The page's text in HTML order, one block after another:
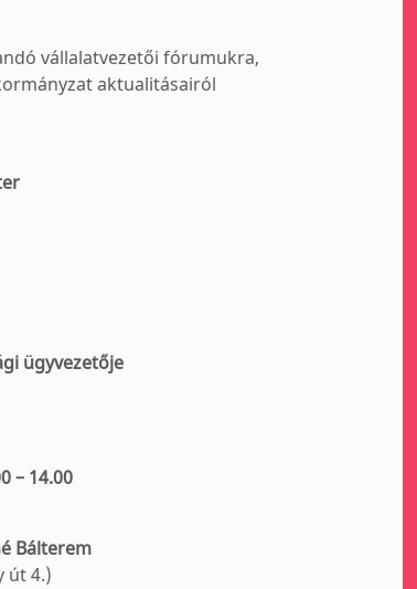
vállalatvezetői fórumukra,
aktualitásairól
ügyvezetője
– 14.00
Bálterem
út 4.)